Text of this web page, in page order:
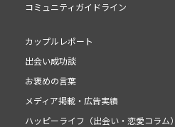
コミュニティガイドライン
カップルレポート
出会い成功談
お褒めの言葉
メディア掲載・広告実績
ハッピーライフ（出会い・恋愛コラム）